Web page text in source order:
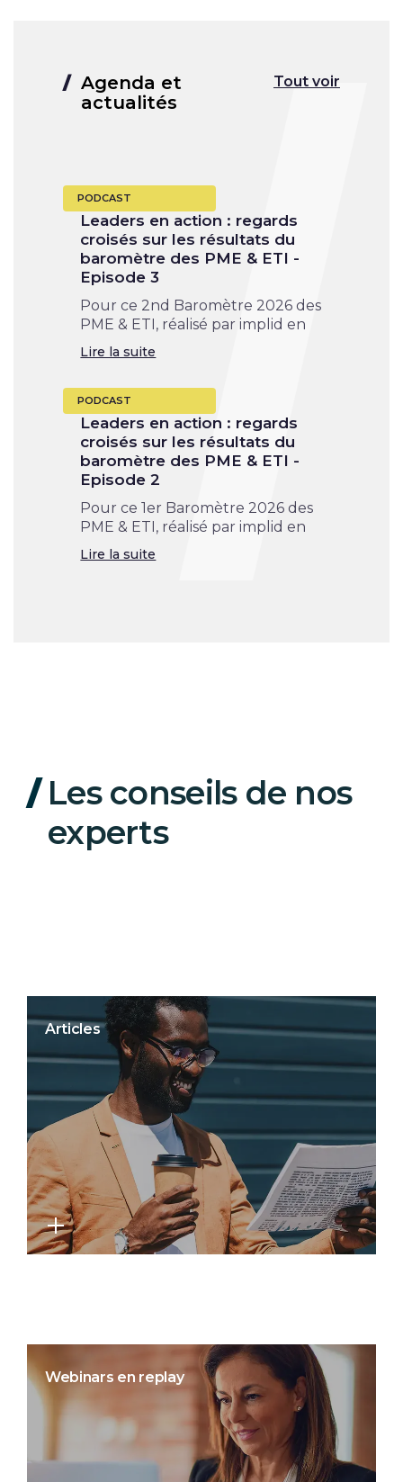
Agenda et
actualités
Tout voir
PODCAST
Leaders en action : regards
croisés sur les résultats du
baromètre des PME & ETI -
Episode 3
Pour ce 2nd Baromètre 2026 des
PME & ETI, réalisé par implid en
Lire la suite
PODCAST
Leaders en action : regards
croisés sur les résultats du
baromètre des PME & ETI -
Episode 2
Pour ce 1er Baromètre 2026 des
PME & ETI, réalisé par implid en
Lire la suite
Les conseils de nos
experts
Articles
Webinars en replay